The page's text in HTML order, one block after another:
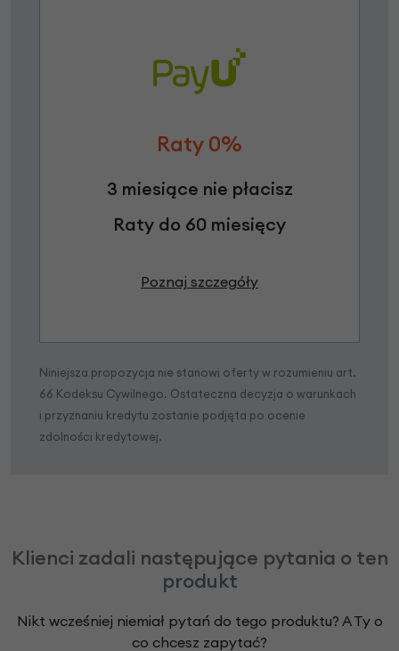
Raty 0%
3 miesiące nie płacisz
Raty do 60 miesięcy
Poznaj szczegóły
Niniejsza propozycja nie stanowi oferty w rozumieniu art.
66 Kodeksu Cywilnego. Ostateczna decyzja o warunkach
i przyznaniu kredytu zostanie podjęta po ocenie
zdolności kredytowej.
Klienci zadali następujące pytania o ten
produkt
Nikt wcześniej niemiał pytań do tego produktu? A Ty o
co chcesz zapytać?